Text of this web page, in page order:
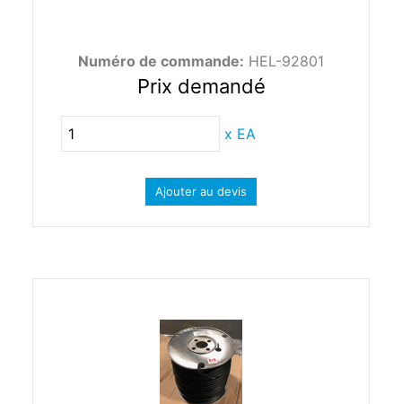
Numéro de commande: HEL-92801
Prix demandé
x EA
Ajouter au devis